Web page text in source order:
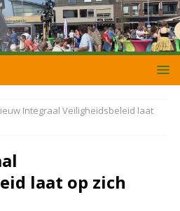
Integraal Veiligheidsbeleid laat
laat op zich